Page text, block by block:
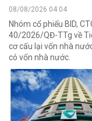
08/08/2026 04:04
Nhóm cổ phiếu BID,
40/2026/QĐ-TTg về
cơ cấu lại vốn nhà
có vốn nhà nước.